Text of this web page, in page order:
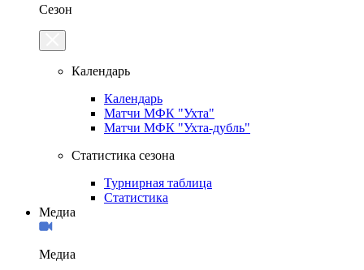
Сезон
Календарь
Календарь
Матчи МФК "Ухта"
Матчи МФК "Ухта-дубль"
Статистика сезона
Турнирная таблица
Статистика
Медиа
Медиа